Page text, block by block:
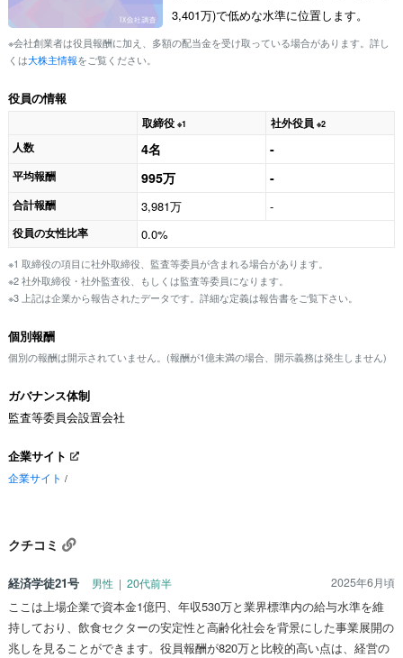
3,401万)で低めな水準に位置します。
※会社創業者は役員報酬に加え、多額の配当金を受け取っている場合があります。詳し
くは大株主情報をご覧ください。
役員の情報
取締役 ※1 社外役員 ※2
人数 4名 -
平均報酬 995万 -
合計報酬 3,981万 -
役員の女性比率 0.0%
※1 取締役の項目に社外取締役、監査等委員が含まれる場合があります。
※2 社外取締役・社外監査役、もしくは監査等委員になります。
※3 上記は企業から報告されたデータです。詳細な定義は報告書をご覧下さい。
個別報酬
個別の報酬は開示されていません。(報酬が1億未満の場合、開示義務は発生しません)
ガバナンス体制
監査等委員会設置会社
企業サイト
企業サイト /
クチコミ
経済学徒21号 男性 | 20代前半 2025年6月頃
ここは上場企業で資本金1億円、年収530万と業界標準内の給与水準を維
持しており、飲食セクターの安定性と高齢化社会を背景にした事業展開の
兆しを見ることができます。役員報酬が820万と比較的高い点は、経営の